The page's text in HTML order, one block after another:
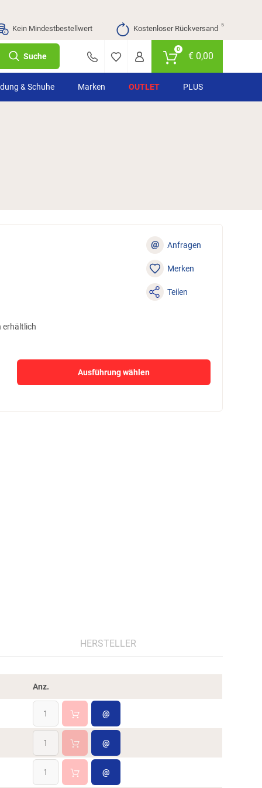
Kein Mindestbestellwert Kostenloser Rückversand ⁵
Suche
0
€0,00
& Schuhe Marken OUTLET PLUS
Anfragen
@
Merken
Teilen
erhältlich
Ausführung wählen
HERSTELLER
Anz.
@
@
@